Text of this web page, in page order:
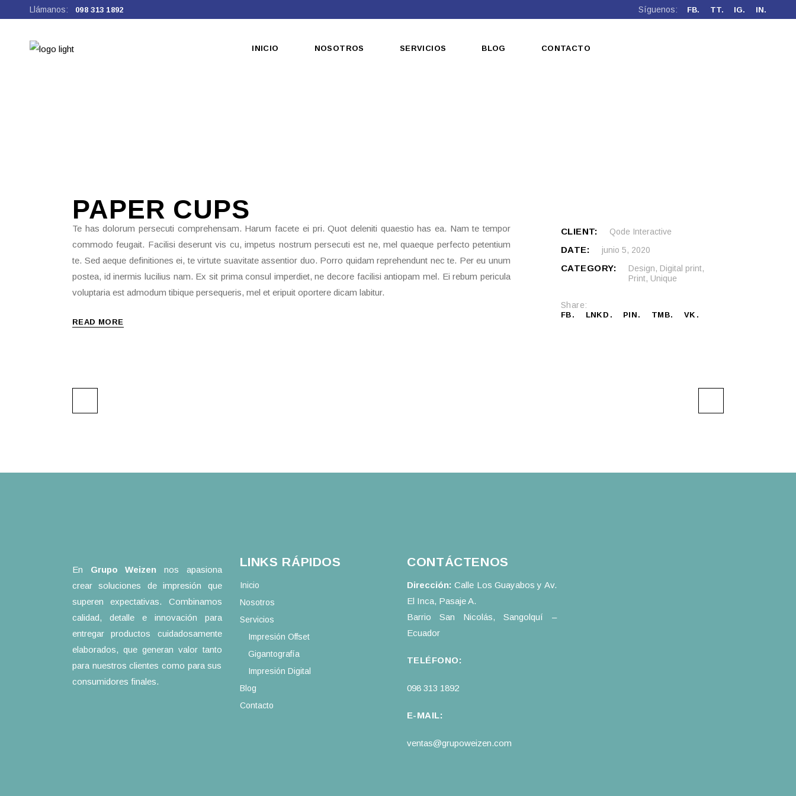
Llámanos: 098 313 1892 Síguenos: FB. TT. IG. IN.
INICIO NOSOTROS SERVICIOS BLOG CONTACTO
PAPER CUPS
Te has dolorum persecuti comprehensam. Harum facete ei pri. Quot deleniti quaestio has ea. Nam te tempor
commodo feugait. Facilisi deserunt vis cu, impetus nostrum persecuti est ne, mel quaeque perfecto petentium
te. Sed aeque definitiones ei, te virtute suavitate assentior duo. Porro quidam reprehendunt nec te. Per eu unum
postea, id inermis lucilius nam. Ex sit prima consul imperdiet, ne decore facilisi antiopam mel. Ei rebum pericula
voluptaria est admodum tibique persequeris, mel et eripuit oportere dicam labitur.
READ MORE
CLIENT: Qode Interactive
DATE: junio 5, 2020
CATEGORY: Design, Digital print,
Print, Unique
Share:
FB LNKD PIN TMB VK
En Grupo Weizen nos apasiona
crear soluciones de impresión que
superen expectativas. Combinamos
calidad, detalle e innovación para
entregar productos cuidadosamente
elaborados, que generan valor tanto
para nuestros clientes como para sus
consumidores finales.
LINKS RÁPIDOS
Inicio
Nosotros
Servicios
Impresión Offset
Gigantografía
Impresión Digital
Blog
Contacto
CONTÁCTENOS
Dirección: Calle Los Guayabos y Av.
El Inca, Pasaje A.
Barrio San Nicolás, Sangolquí –
Ecuador
TELÉFONO:
098 313 1892
E-MAIL:
ventas@grupoweizen.com